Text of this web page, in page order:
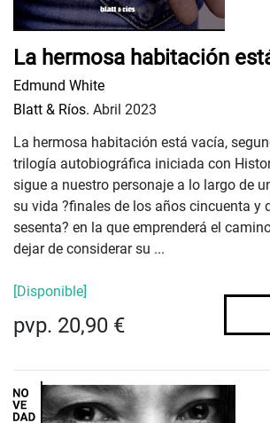
La hermosa habitación
Edmund White
Blatt & Ríos. Abril 2023
La hermosa habitación está vacía,
trilogía autobiográfica iniciada con
sigue a nuestro personaje a lo largo de
su vida ?finales de los años cincuenta y
sesenta? en la que emprenderá el
dejar de considerar su ...
[Disponible]
pvp. 20,90 €